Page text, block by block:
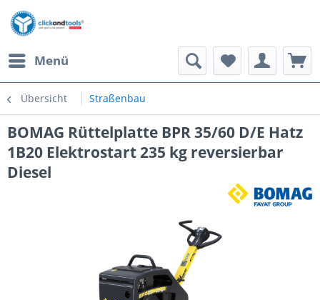
Menü
Übersicht Straßenbau
BOMAG Rüttelplatte BPR 35/60 D/E Hatz
1B20 Elektrostart 235 kg reversierbar
Diesel